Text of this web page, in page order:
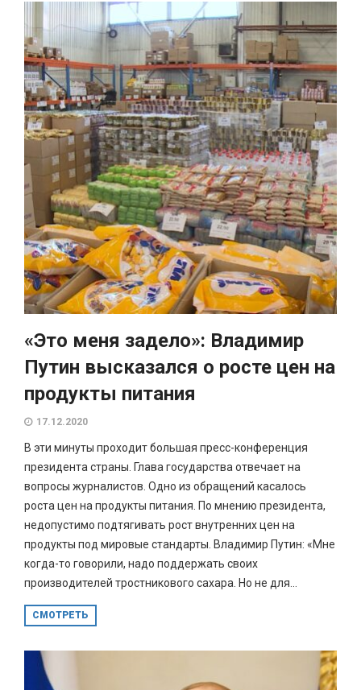
«Это меня задело»: Владимир
Путин высказался о росте цен на
продукты питания
17.12.2020
В эти минуты проходит большая пресс-конференция
президента страны. Глава государства отвечает на
вопросы журналистов. Одно из обращений касалось
роста цен на продукты питания. По мнению президента,
недопустимо подтягивать рост внутренних цен на
продукты под мировые стандарты. Владимир Путин: «Мне
когда-то говорили, надо поддержать своих
производителей тростникового сахара. Но не для...
СМОТРЕТЬ